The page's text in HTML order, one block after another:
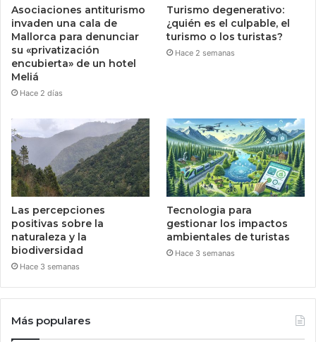
Asociaciones antiturismo
invaden una cala de
Mallorca para denunciar
su «privatización
encubierta» de un hotel
Meliá
Hace 2 días
Turismo degenerativo:
¿quién es el culpable, el
turismo o los turistas?
Hace 2 semanas
Las percepciones
positivas sobre la
naturaleza y la
biodiversidad
Hace 3 semanas
Tecnologia para
gestionar los impactos
ambientales de turistas
Hace 3 semanas
Más populares